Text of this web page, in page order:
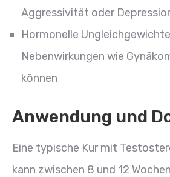
Aggressivität oder
Hormonelle
Nebenwirkungen wie
können
Anwendung und
Eine typische Kur mit
kann zwischen 8 und 12